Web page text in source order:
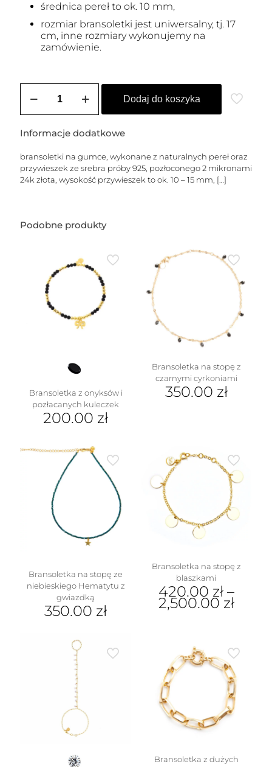
średnica pereł to ok. 10 mm,
rozmiar bransoletki jest uniwersalny, tj. 17
cm, inne rozmiary wykonujemy na
zamówienie.
Zestaw
z
z
przywieszkami
Dodaj do koszyka
Informacje dodatkowe
bransoletki na gumce, wykonane z naturalnych pereł oraz
przywieszek ze srebra próby 925, pozłoconego 2 mikronami
24k złota, wysokość przywieszek to ok. 10 – 15 mm, […]
Podobne produkty
Bransoletka z onyksów i
pozłacanych kuleczek
200.00 zł
Bransoletka na stopę z
czarnymi cyrkoniami
350.00 zł
Bransoletka na stopę ze
niebieskiego Hematytu z
gwiazdką
350.00 zł
Bransoletka na stopę z
blaszkami
420.00 zł–
2,500.00 zł
wiele
wariantów.
stronie
produktu
Bransoletka z dużych